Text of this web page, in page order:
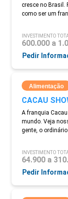
cresce no Brasil.
como ser um
INVESTIMENTO
600.000 a
Pedir
Alimentação
CACAU
A franquia
mundo. Veja
gente, o
INVESTIMENTO
64.900 a
Pedir